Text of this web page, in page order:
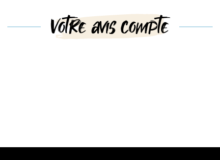
Votre avis compte